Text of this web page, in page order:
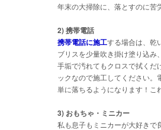
年末の大掃除に、落とすのに苦
2) 携帯電話
携帯電話に施工する場合は、乾
ブリスを少量吹き掛け塗り込み
手垢で汚れてもクロスで拭くだ
ックなので施工してください
単に落ちるようになります！
3) おもちゃ・ミニカー
私も息子もミニカーが大好き